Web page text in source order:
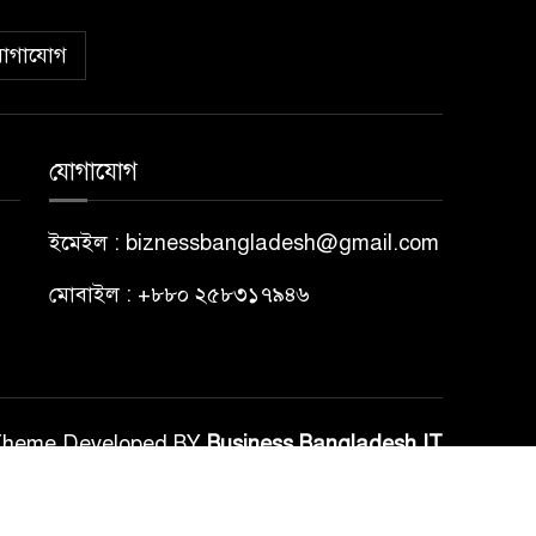
যোগাযোগ
ইমেইল : biznessbangladesh@gmail.com
মোবাইল : +৮৮০ ২৫৮৩১৭৯৪৬
Developed BYBusiness Bangladesh IT